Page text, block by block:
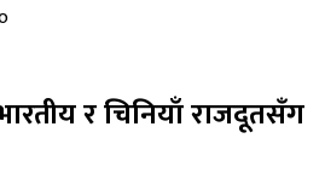
र चिनियाँ राजदूतसँग